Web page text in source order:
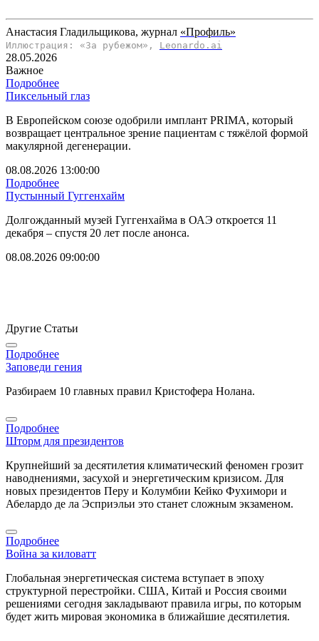
Анастасия Гладильщикова, журнал «Профиль»
Иллюстрация: «За рубежом», Leonardo.ai
28.05.2026
Важное
Подробнее
Пиксельный глаз
В Европейском союзе одобрили имплант PRIMA, который
возвращает центральное зрение пациентам с тяжёлой формой
макулярной дегенерации.
08.08.2026 13:00:00
Подробнее
Пустынный Гуггенхайм
Долгожданный музей Гуггенхайма в ОАЭ откроется 11
декабря – спустя 20 лет после анонса.
08.08.2026 09:00:00
Другие Статьи
Подробнее
Заповеди гения
Разбираем 10 главных правил Кристофера Нолана.
Подробнее
Шторм для президентов
Крупнейший за десятилетия климатический феномен грозит
наводнениями, засухой и энергетическим кризисом. Для
новых президентов Перу и Колумбии Кейко Фухимори и
Абелардо де ла Эсприэльи это станет сложным экзаменом.
Подробнее
Война за киловатт
Глобальная энергетическая система вступает в эпоху
структурной перестройки. США, Китай и Россия своими
решениями сегодня закладывают правила игры, по которым
будет жить мировая экономика в ближайшие десятилетия.